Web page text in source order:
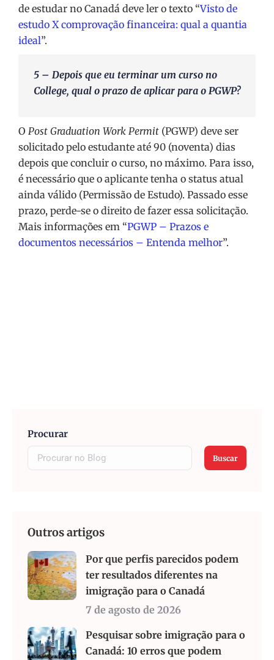
de estudar no Canadá deve ler o texto “Visto de
estudo X comprovação financeira: qual a quantia
ideal”.
5 – Depois que eu terminar um curso no
College, qual o prazo de aplicar para o PGWP?
O Post Graduation Work Permit (PGWP) deve ser
solicitado pelo estudante até 90 (noventa) dias
depois que concluir o curso, no máximo. Para isso,
é necessário que o aplicante tenha o status atual
ainda válido (Permissão de Estudo). Passado esse
prazo, perde-se o direito de fazer essa solicitação.
Mais informações em “PGWP – Prazos e
documentos necessários – Entenda melhor”.
Procurar
Buscar
Outros artigos
Por que perfis parecidos podem
ter resultados diferentes na
imigração para o Canadá
7 de agosto de 2026
Pesquisar sobre imigração para o
Canadá: 10 erros que podem